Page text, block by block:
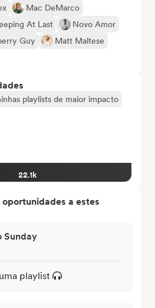
Mac DeMarco
At Last
Novo Amor
Guy
Matt Maltese
playlists de maior impacto
22.1k
a estes
Sunday
playlist